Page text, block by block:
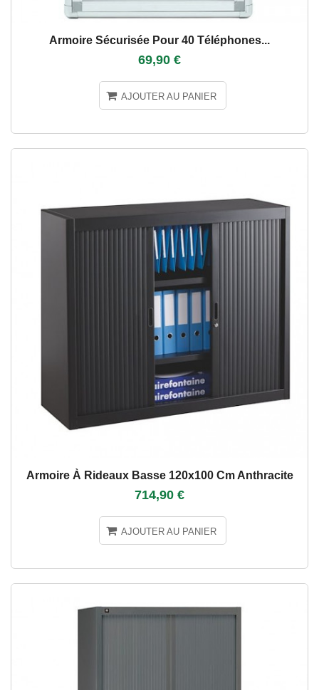
Armoire Sécurisée Pour 40 Téléphones...
69,90 €
AJOUTER AU PANIER
Armoire À Rideaux Basse 120x100 Cm Anthracite
714,90 €
AJOUTER AU PANIER